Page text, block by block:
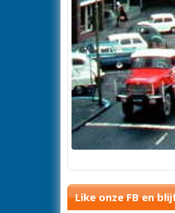
Like onze FB en